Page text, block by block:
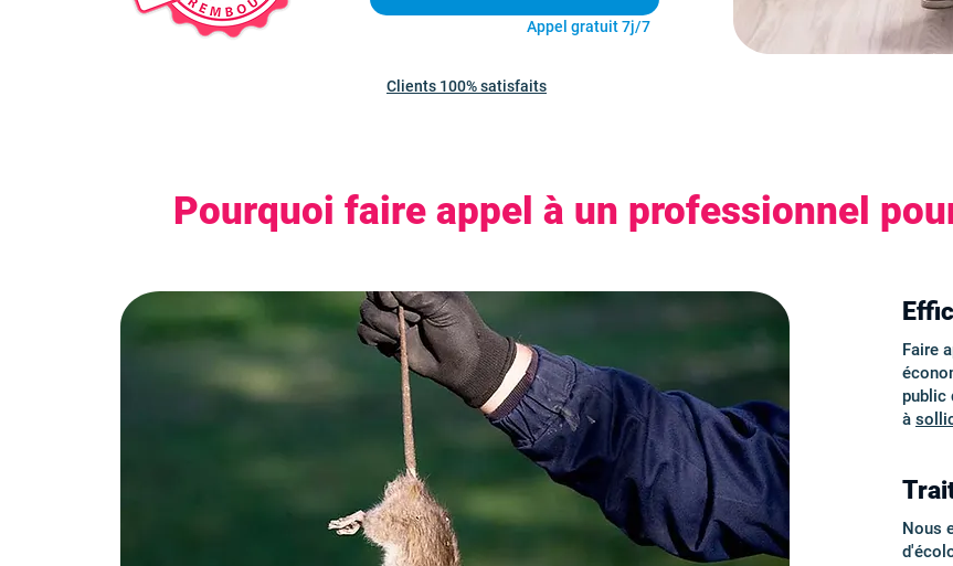
Appel gratuit 7j/7
Clients 100% satisfaits
Pourquoi faire appel à un professionnel
Faire
public
à
Nous